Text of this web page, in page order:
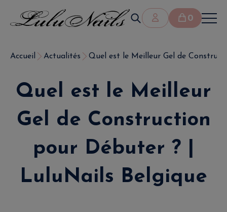
0
Accueil Actualités Quel est le Meilleur Gel de
Quel est le Meilleur
Gel de Construction
pour Débuter ? |
LuluNails Belgique